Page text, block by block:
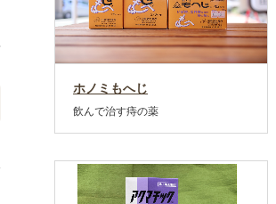
ホノミもへじ
飲んで治す痔の薬